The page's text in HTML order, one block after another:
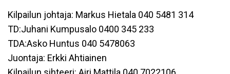
Kilpailun johtaja: Markus Hietala 040 5481 314
TD:Juhani Kumpusalo 0400 345 233
TDA:Asko Huntus 040 5478063
Juontaja: Erkki Ahtiainen